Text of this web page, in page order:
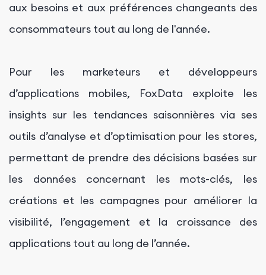
aux besoins et aux préférences changeants des
consommateurs tout au long de l'année.
Pour les marketeurs et développeurs
d’applications mobiles, FoxData exploite les
insights sur les tendances saisonnières via ses
outils d’analyse et d’optimisation pour les stores,
permettant de prendre des décisions basées sur
les données concernant les mots-clés, les
créations et les campagnes pour améliorer la
visibilité, l’engagement et la croissance des
applications tout au long de l’année.